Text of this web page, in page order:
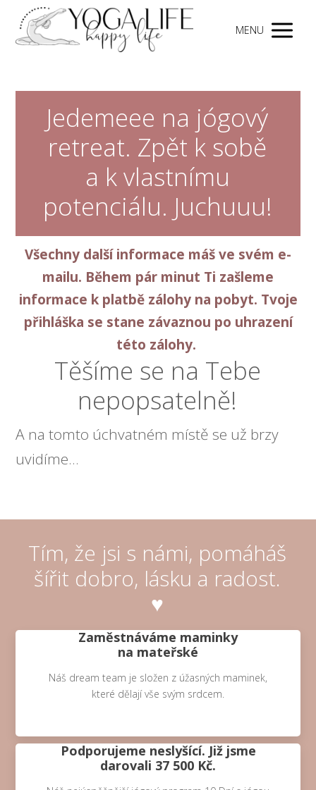
MENU
Jedemeee na jógový
retreat. Zpět k sobě
a k vlastnímu
potenciálu. Juchuuu!
Všechny další informace máš ve svém e-
mailu. Během pár minut Ti zašleme
informace k platbě zálohy na pobyt. Tvoje
přihláška se stane závaznou po uhrazení
této zálohy.
Těšíme se na Tebe
nepopsatelně!
A na tomto úchvatném místě se už brzy
uvidíme...
Tím, že jsi s námi, pomáháš
šířit dobro, lásku a radost.
♥
Zaměstnáváme maminky
na mateřské
Náš dream team je složen z úžasných maminek,
které dělají vše svým srdcem.
Podporujeme neslyšící. Již jsme
darovali 37 500 Kč.